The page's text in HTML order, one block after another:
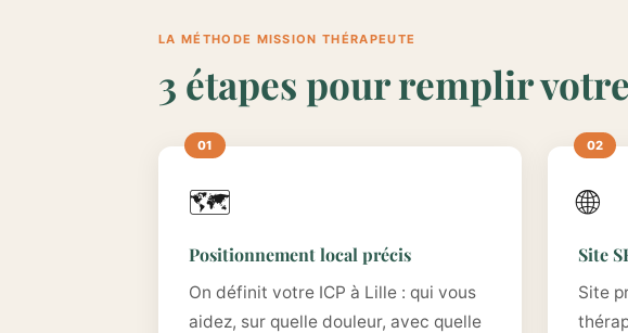
LA MÉTHODE MISSION THÉRAPEUTE
3 étapes pour remplir
🗺️
Positionnement local précis
On définit votre ICP à Lille : qui vous
aidez, sur quelle douleur, avec quelle
🌐
Site
Site